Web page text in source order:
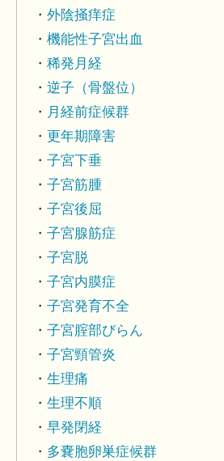
外陰掻痒症
機能性子宮出血
稀発月経
逆子（骨盤位）
月経前症候群
更年期障害
子宮下垂
子宮筋腫
子宮後屈
子宮腺筋症
子宮脱
子宮内膜症
子宮発育不全
子宮腟部びらん
子宮頸管炎
生理痛
生理不順
早発閉経
多嚢胞卵巣症候群